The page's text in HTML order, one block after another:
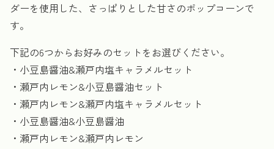
ダーを使用した、さっぱりとした甘さのポップコーンで
す。
下記の6つからお好みのセットをお選びください。
・小豆島醤油&瀬戸内塩キャラメルセット
・瀬戸内レモン&小豆島醤油セット
・瀬戸内レモン&瀬戸内塩キャラメルセット
・小豆島醤油&小豆島醤油
・瀬戸内レモン&瀬戸内レモン